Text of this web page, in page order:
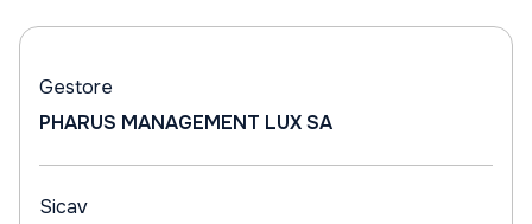
Gestore
PHARUS MANAGEMENT LUX SA
Sicav